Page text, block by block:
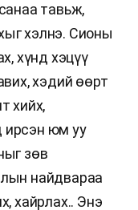
тавьж,
хэлнэ. Сионы
хүнд хэцүү
хэдий өөрт
хийх,
ирсэн юм уу
зөв
найдвараа
хайрлах.. Энэ